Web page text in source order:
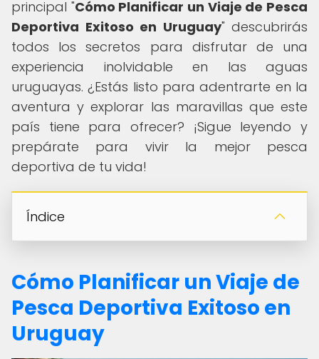
principal "Cómo Planificar un Viaje de Pesca
Deportiva Exitoso en Uruguay" descubrirás
todos los secretos para disfrutar de una
experiencia inolvidable en las aguas
uruguayas. ¿Estás listo para adentrarte en la
aventura y explorar las maravillas que este
país tiene para ofrecer? ¡Sigue leyendo y
prepárate para vivir la mejor pesca
deportiva de tu vida!
Índice
Cómo Planificar un Viaje de
Pesca Deportiva Exitoso en
Uruguay